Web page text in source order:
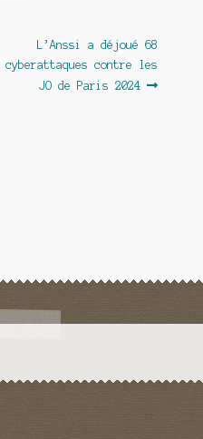
Article
suivant :
L’Anssi a déjoué 68
cyberattaques contre les
JO de Paris 2024